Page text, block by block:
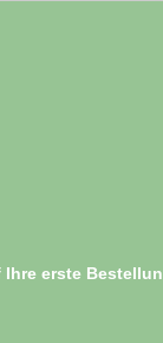
Ihre erste